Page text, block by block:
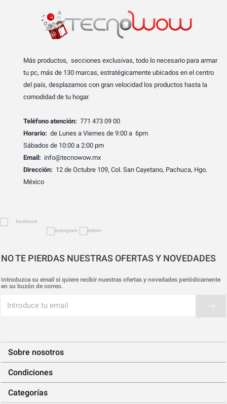
Más productos, secciones exclusivas, todo lo necesario para armar
tu pc, más de 130 marcas, estratégicamente ubicados en el centro
del país, desplazamos con gran velocidad los productos hasta la
comodidad de tu hogar.
Teléfono atención: 771 473 09 00
Horario: de Lunes a Viernes de 9:00 a 6pm
Sábados de 10:00 a 2:00 pm
Email: info@tecnowow.mx
Dirección: 12 de Octubre 109, Col. San Cayetano, Pachuca, Hgo.
México
NO TE PIERDAS NUESTRAS OFERTAS Y NOVEDADES
Introduzca su email si quiere recibir nuestras ofertas y novedades periódicamente
en su buzón de correo.
Sobre nosotros
Condiciones
Categorías